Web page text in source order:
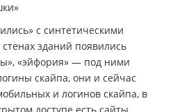
с синтетическими
зданий появились
«эйфория» — под ними
скайпа, они и сейчас
и логинов скайпа, в